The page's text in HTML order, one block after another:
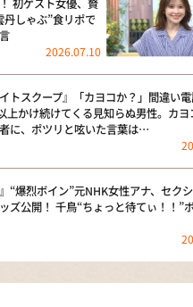
初ゲスト女優、贅
丹しゃぶ”食リポで
2026.07.10
イトスクープ』「カヨコか？」間違い
上かけ続けてくる見知らぬ男性。カヨ
に、ポツリと呟いた言葉は…
』“爆烈ボイン”元NHK女性アナ、セク
ズ公開！ 千鳥“ちょっと待てぃ！！”